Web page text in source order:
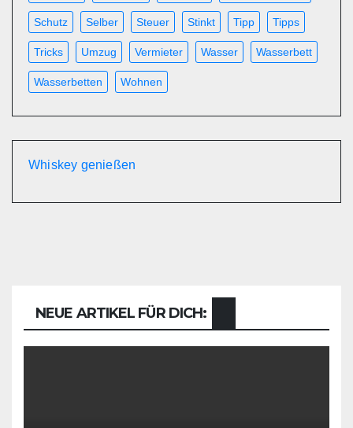
Schutz Selber Steuer Stinkt Tipp Tipps
Tricks Umzug Vermieter Wasser Wasserbett
Wasserbetten Wohnen
Whiskey genießen
NEUE ARTIKEL FÜR DICH: